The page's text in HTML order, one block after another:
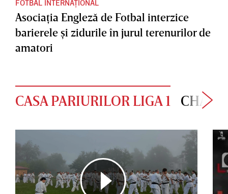
FOTBAL INTERNAȚIONAL
Asociaţia Engleză de Fotbal interzice
barierele şi zidurile în jurul terenurilor de
amatori
CASA PARIURILOR LIGA 1